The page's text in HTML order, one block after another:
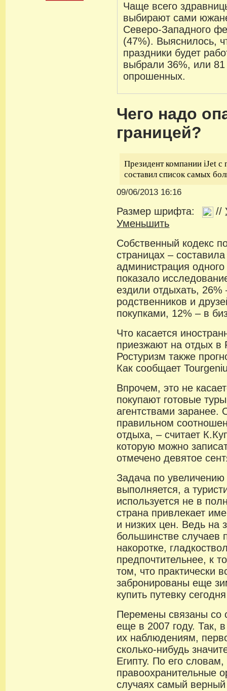
Чаще всего
выбирают сами
Северо-Западного
(47%). Выяснилось,
праздники будет
выбрали 36%, или 81
опрошенных.
Чего надо
границей?
Президент компании iJet
составил список самых
09/06/2013 16:16
Размер шрифта: //
Уменьшить
Собственный кодекс
страницах –
администрация
показало
ездили отдыхать,
родственников и
покупками, 12% – в
Что касается
приезжают на отдых в
Ростуризм также
Как сообщает
Впрочем, это не
покупают готовые
агентствами
правильном
отдыха, – считает
которую можно
отмечено девятое
Задача по увеличению
выполняется, а
используется не в
страна привлекает
и низких цен. Ведь на
большинстве случаев
накоротке,
предпочтительнее, к
том, что практически
забронированы еще
купить путевку
Перемены связаны со
еще в 2007 году. Так,
их наблюдениям,
сколько-нибудь
Египту. По его
правоохранительные
случаях самый